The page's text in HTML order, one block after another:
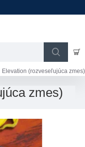
zmes)
Elevation (rozveseľujúca zmes)